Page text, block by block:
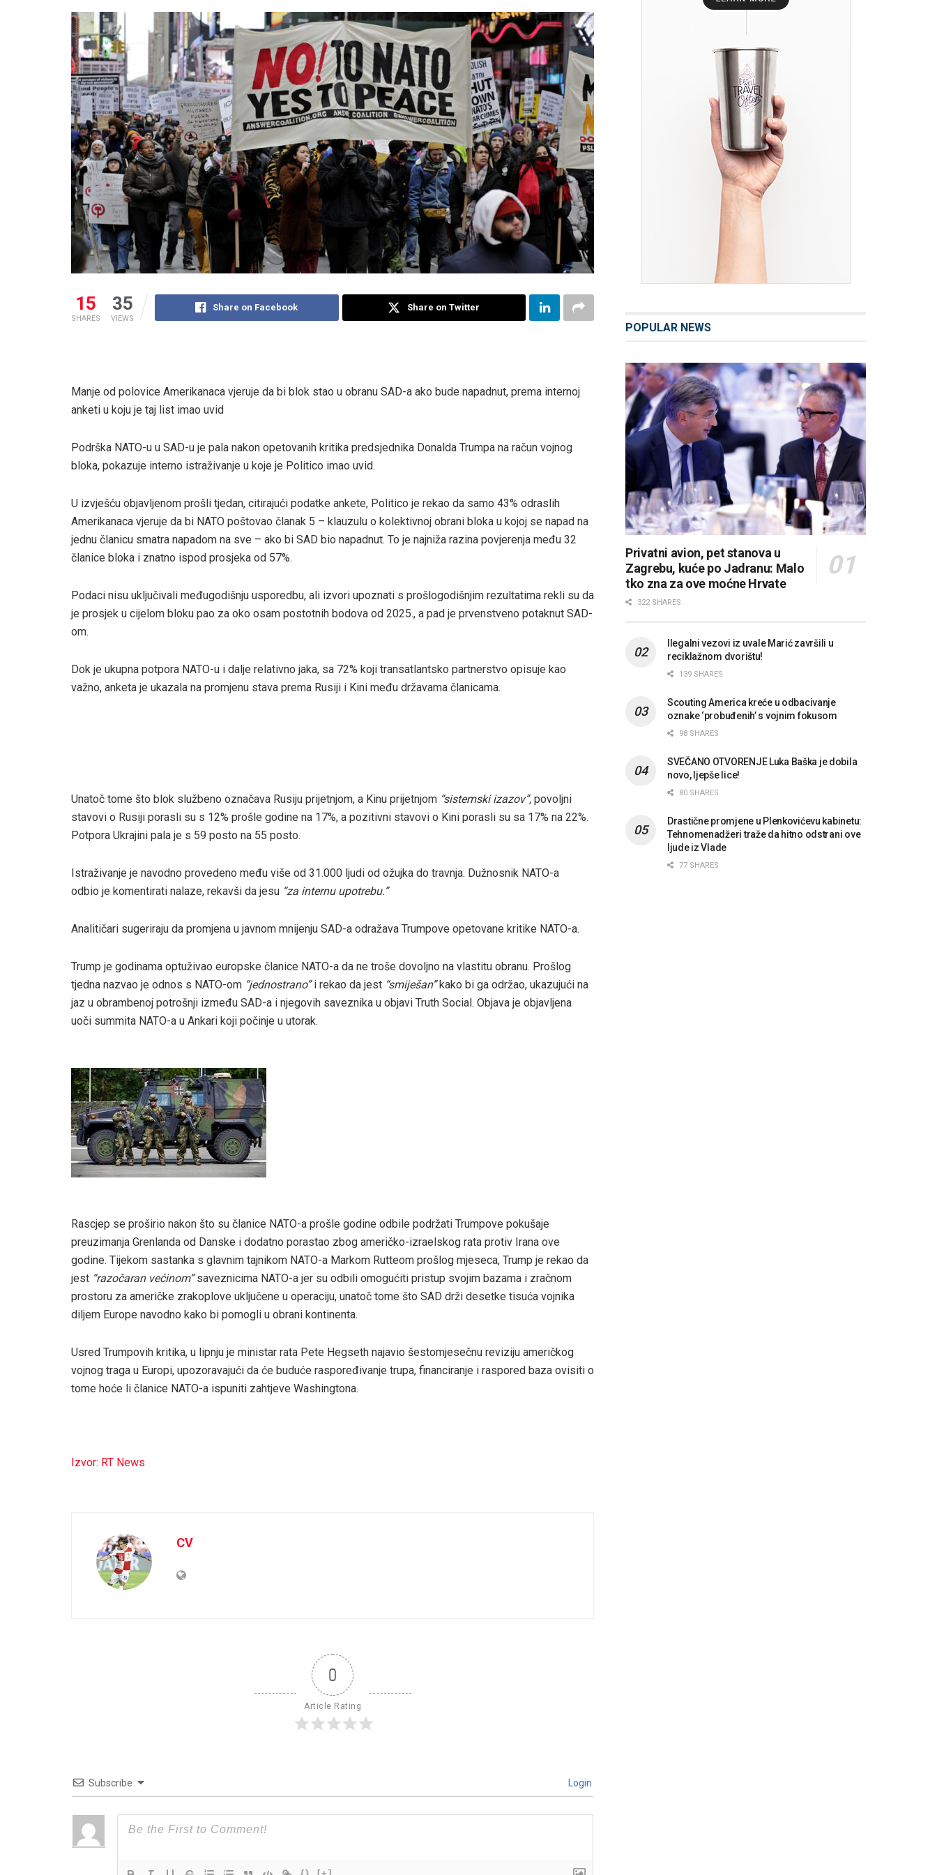
15
SHARES
35
VIEWS
Share on Facebook Share on Twitter
Manje od polovice Amerikanaca vjeruje da bi blok stao u obranu SAD-a ako bude napadnut, prema internoj
anketi u koju je taj list imao uvid
Podrška NATO-u u SAD-u je pala nakon opetovanih kritika predsjednika Donalda Trumpa na račun vojnog
bloka, pokazuje interno istraživanje u koje je Politico imao uvid.
U izvješću objavljenom prošli tjedan, citirajući podatke ankete, Politico je rekao da samo 43% odraslih
Amerikanaca vjeruje da bi NATO poštovao članak 5 – klauzulu o kolektivnoj obrani bloka u kojoj se napad na
jednu članicu smatra napadom na sve – ako bi SAD bio napadnut. To je najniža razina povjerenja među 32
članice bloka i znatno ispod prosjeka od 57%.
Podaci nisu uključivali međugodišnju usporedbu, ali izvori upoznati s prošlogodišnjim rezultatima rekli su da
je prosjek u cijelom bloku pao za oko osam postotnih bodova od 2025., a pad je prvenstveno potaknut SAD-
om.
Dok je ukupna potpora NATO-u i dalje relativno jaka, sa 72% koji transatlantsko partnerstvo opisuje kao
važno, anketa je ukazala na promjenu stava prema Rusiji i Kini među državama članicama.
Unatoč tome što blok službeno označava Rusiju prijetnjom, a Kinu prijetnjom “sistemski izazov”, povoljni
stavovi o Rusiji porasli su s 12% prošle godine na 17%, a pozitivni stavovi o Kini porasli su sa 17% na 22%.
Potpora Ukrajini pala je s 59 posto na 55 posto.
Istraživanje je navodno provedeno među više od 31.000 ljudi od ožujka do travnja. Dužnosnik NATO-a
odbio je komentirati nalaze, rekavši da jesu “za internu upotrebu.”
Analitičari sugeriraju da promjena u javnom mnijenju SAD-a odražava Trumpove opetovane kritike NATO-a.
Trump je godinama optuživao europske članice NATO-a da ne troše dovoljno na vlastitu obranu. Prošlog
tjedna nazvao je odnos s NATO-om “jednostrano”i rekao da jest “smiješan”kako bi ga održao, ukazujući na
jaz u obrambenoj potrošnji između SAD-a i njegovih saveznika u objavi Truth Social. Objava je objavljena
uoči summita NATO-a u Ankari koji počinje u utorak.
Rascjep se proširio nakon što su članice NATO-a prošle godine odbile podržati Trumpove pokušaje
preuzimanja Grenlanda od Danske i dodatno porastao zbog američko-izraelskog rata protiv Irana ove
godine. Tijekom sastanka s glavnim tajnikom NATO-a Markom Rutteom prošlog mjeseca, Trump je rekao da
jest “razočaran većinom”saveznicima NATO-a jer su odbili omogućiti pristup svojim bazama i zračnom
prostoru za američke zrakoplove uključene u operaciju, unatoč tome što SAD drži desetke tisuća vojnika
diljem Europe navodno kako bi pomogli u obrani kontinenta.
Usred Trumpovih kritika, u lipnju je ministar rata Pete Hegseth najavio šestomjesečnu reviziju američkog
vojnog traga u Europi, upozoravajući da će buduće raspoređivanje trupa, financiranje i raspored baza ovisiti o
tome hoće li članice NATO-a ispuniti zahtjeve Washingtona.
Izvor: RT News
CV
0
Article Rating
Subscribe Login
POPULAR NEWS
Privatni avion, pet stanova u
Zagrebu, kuće po Jadranu: Malo
tko zna za ove moćne Hrvate
322 SHARES
Ilegalni vezovi iz uvale Marić završili u
reciklažnom dvorištu!
139 SHARES
Scouting America kreće u odbacivanje
oznake ‘probuđenih’ s vojnim fokusom
98 SHARES
SVEČANO OTVORENJE Luka Baška je dobila
novo, ljepše lice!
80 SHARES
Drastične promjene u Plenkovićevu kabinetu:
Tehnomenadžeri traže da hitno odstrani ove
ljude iz Vlade
77 SHARES